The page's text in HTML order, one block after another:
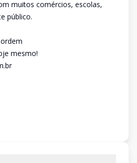
muitos comércios, escolas,
público.
mesmo!